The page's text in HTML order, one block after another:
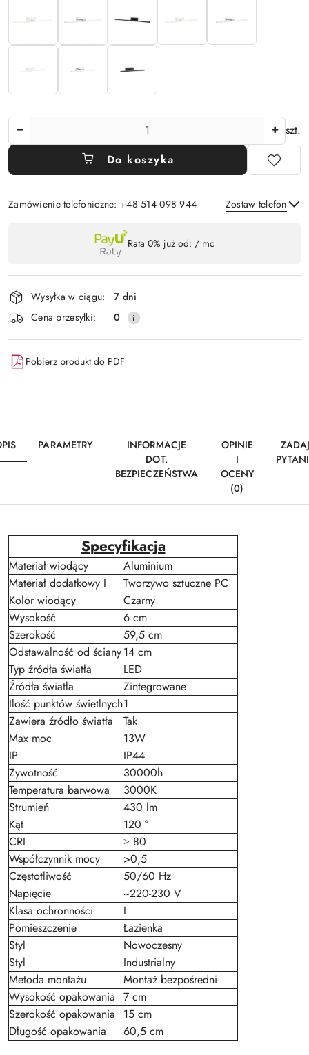
szt.
Do koszyka
Zamówienie telefoniczne: +48 514 098 944 Zostaw telefon
płatność
i
dostawa
Rata 0% już od: / mc
Wysyłka w ciągu:
7 dni
Cena przesyłki:
0
Pobierz produkt do PDF
PARAMETRY
INFORMACJE
DOT.
BEZPIECZEŃSTWA
OPINIE
I
OCENY
(0)
Specyfikacja
Materiał wiodący
Aluminium
Materiał dodatkowy I
Tworzywo sztuczne PC
Kolor wiodący
Czarny
Wysokość
6 cm
Szerokość
59,5 cm
Odstawalność od ściany14 cm
Typ źródła światła
LED
Źródła światła
Zintegrowane
Ilość punktów świetlnych1
Zawiera źródło światła
Tak
Max moc
13W
IP
IP44
Żywotność
30000h
Temperatura barwowa
3000K
Strumień
430 lm
Kąt
120 °
CRI
≥ 80
Współczynnik mocy
>0,5
Częstotliwość
50/60 Hz
Napięcie
~220-230 V
Klasa ochronności
I
Pomieszczenie
Łazienka
Styl
Nowoczesny
Styl
Industrialny
Metoda montażu
Montaż bezpośredni
Wysokość opakowania 7 cm
Szerokość opakowania
15 cm
Długość opakowania
60,5 cm